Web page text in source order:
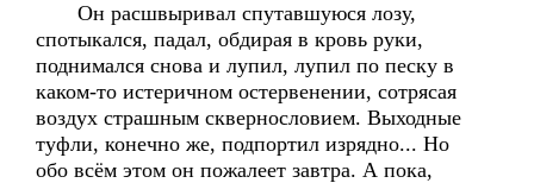
Он расшвыривал спутавшуюся лозу,
спотыкался, падал, обдирая в кровь руки,
поднимался снова и лупил, лупил по песку в
каком-то истеричном остервенении, сотрясая
воздух страшным сквернословием. Выходные
туфли, конечно же, подпортил изрядно... Но
обо всём этом он пожалеет завтра. А пока,